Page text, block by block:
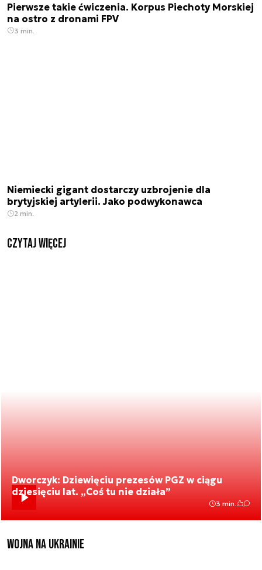
Pierwsze takie ćwiczenia. Korpus Piechoty Morskiej
na ostro z dronami FPV
3 min.
Niemiecki gigant dostarczy uzbrojenie dla
brytyjskiej artylerii. Jako podwykonawca
2 min.
czytaj więcej
Dworczyk: Dziewięciu prezesów PGZ w ciągu
dziesięciu lat. „Coś tu nie działa”
3 min.
Wojna na Ukrainie